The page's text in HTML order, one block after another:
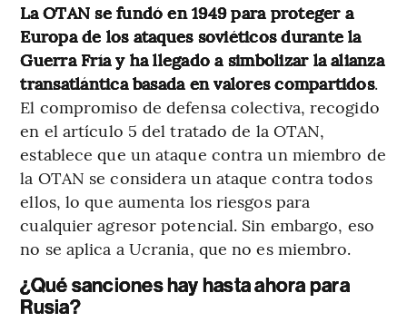
La OTAN se fundó en 1949 para proteger a
Europa de los ataques soviéticos durante la
Guerra Fría y ha llegado a simbolizar la alianza
transatlántica basada en valores compartidos.
El compromiso de defensa colectiva, recogido
en el artículo 5 del tratado de la OTAN,
establece que un ataque contra un miembro de
la OTAN se considera un ataque contra todos
ellos, lo que aumenta los riesgos para
cualquier agresor potencial. Sin embargo, eso
no se aplica a Ucrania, que no es miembro.
¿Qué sanciones hay hasta ahora para
Rusia?